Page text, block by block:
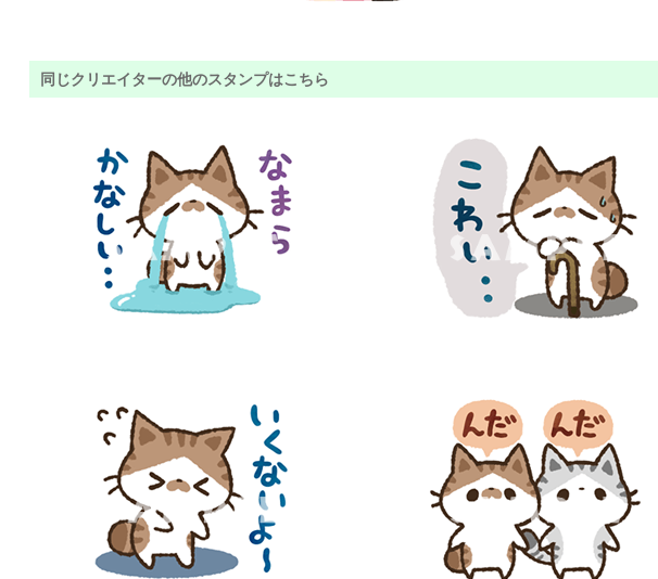
同じクリエイターの他のスタンプはこちら